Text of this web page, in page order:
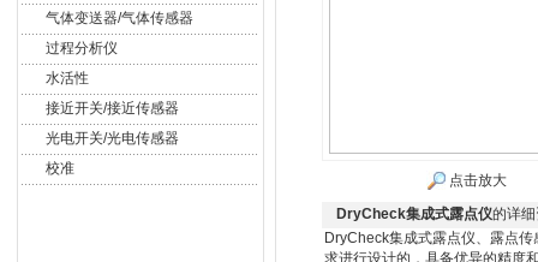
气体变送器/气体传感器
过程分析仪
水活性
接近开关/接近传感器
光电开关/光电传感器
校准
点击放大
DryCheck集成式露点仪的详
DryCheck集成式露点仪、露点
求进行设计的，具备优异的精度